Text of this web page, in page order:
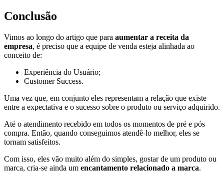
Conclusão
Vimos ao longo do artigo que para aumentar a receita da
empresa, é preciso que a equipe de venda esteja alinhada ao
conceito de:
Experiência do Usuário;
Customer Success.
Uma vez que, em conjunto eles representam a relação que existe
entre a expectativa e o sucesso sobre o produto ou serviço adquirido.
Até o atendimento recebido em todos os momentos de pré e pós
compra. Então, quando conseguimos atendê-lo melhor, eles se
tornam satisfeitos.
Com isso, eles vão muito além do simples, gostar de um produto ou
marca, cria-se ainda um encantamento relacionado a marca.